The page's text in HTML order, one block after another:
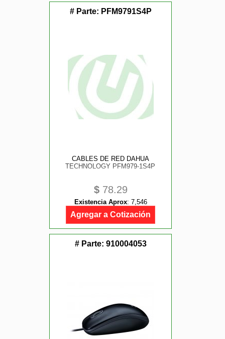
# Parte: PFM9791S4P
CABLES DE RED DAHUA
TECHNOLOGY PFM979-1S4P
$78.29
Existencia Aprox: 7,546
Agregar a Cotización
# Parte: 910004053